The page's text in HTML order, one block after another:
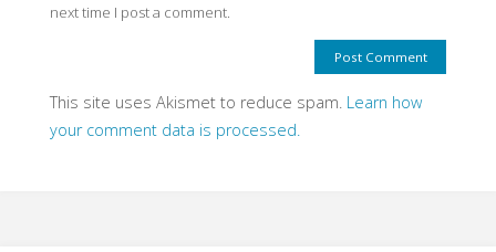
next time I post a comment.
This site uses Akismet to reduce spam. Learn how
your comment data is processed.